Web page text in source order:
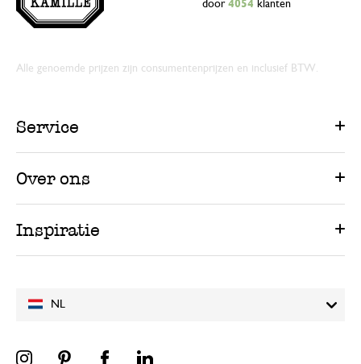
NL
door 4054 klanten
Alle genoemde prijzen zijn consumentenprijzen en inclusief BTW.
Service
Over ons
Inspiratie